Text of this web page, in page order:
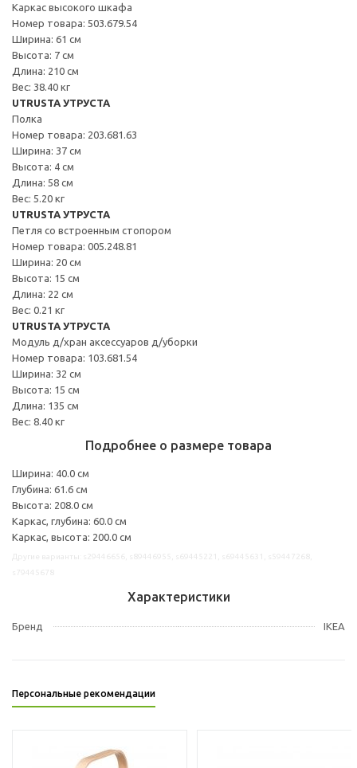
Каркас высокого шкафа
Номер товара: 503.679.54
Ширина: 61 см
Высота: 7 см
Длина: 210 см
Вес: 38.40 кг
UTRUSTA УТРУСТА
Полка
Номер товара: 203.681.63
Ширина: 37 см
Высота: 4 см
Длина: 58 см
Вес: 5.20 кг
UTRUSTA УТРУСТА
Петля со встроенным стопором
Номер товара: 005.248.81
Ширина: 20 см
Высота: 15 см
Длина: 22 см
Вес: 0.21 кг
UTRUSTA УТРУСТА
Модуль д/хран аксессуаров д/уборки
Номер товара: 103.681.54
Ширина: 32 см
Высота: 15 см
Длина: 135 см
Вес: 8.40 кг
Подробнее о размере товара
Ширина: 40.0 см
Глубина: 61.6 см
Высота: 208.0 см
Каркас, глубина: 60.0 см
Каркас, высота: 200.0 см
Характеристики
Бренд IKEA
Персональные рекомендации